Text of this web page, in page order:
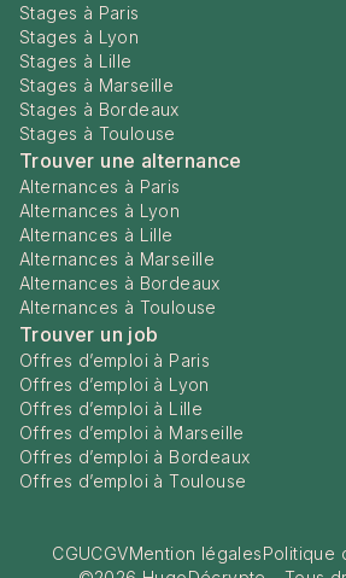
Stages à Paris
Stages à Lyon
Stages à Lille
Stages à Marseille
Stages à Bordeaux
Stages à Toulouse
Trouver une alternance
Alternances à Paris
Alternances à Lyon
Alternances à Lille
Alternances à Marseille
Alternances à Bordeaux
Alternances à Toulouse
Trouver un job
Offres d’emploi à Paris
Offres d’emploi à Lyon
Offres d’emploi à Lille
Offres d’emploi à Marseille
Offres d’emploi à Bordeaux
Offres d’emploi à Toulouse
CGUCGVMention légalesPolitique